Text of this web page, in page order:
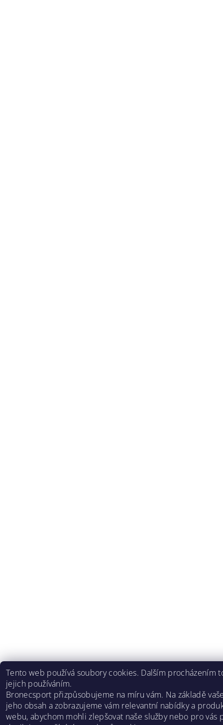
Tento web používá soubory cookies. Dalším procházením
jejich používáním.
Bronecsport přizpůsobujeme na míru vám. Na základě
jeho obsah a zobrazujeme vám relevantní nabídky a
webu, abychom mohli zlepšovat naše služby nebo pro vás